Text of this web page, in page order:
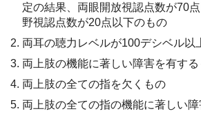
定の結果、両眼開放視認点数が70
野視認点数が20点以下のもの
両耳の聴力レベルが100デシベル以
両上肢の機能に著しい障害を有す
両上肢の全ての指を欠くもの
両上肢の全ての指の機能に著しい